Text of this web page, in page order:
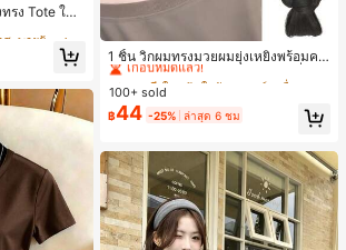
รง Tote ใบเ
ลเลกชันให
ทางไปทำงา
1 ชิ้น วิกผมทรงมวยผมยุ่งเหยิงพร้อมคลิ
ปหนีบผม, คลิปหนีบผมสังเคราะห์ที่ได้รั
บการอัปเกรดแฟชั่น, วิกผมเส้นใยทนคว
ามร้อนสูงที่ออกแบบมาสำหรับผู้หญิง, ใ
ช้งานง่ายโดยไม่ต้องใช้เครื่องมือ, เหมา
สมบูรณ์แบบสำหรับผู้หญิง คลิปหนีบผม
คลิปหนีบผมสบายๆ แฟชั่นผม คลิปหนีบ
ผมหรูหรา ฤดูร้อน ชายหาด วันหยุด
#3 ขายดี
ใน เส้นใยสังเคราะห์ เครื่องประดับผมผู้หญิง
เกือบหมดแล้ว!
#3 ขายดี
เกือบหมดแล้ว!
#3 ขายดี
เกือบหมดแล้ว!
#3 ขายดี
ใน เส้นใยสังเคราะห์ เครื่องประดับผมผู้หญิง
100+ sold
฿44 -25% ล่าสุด 6 ชม